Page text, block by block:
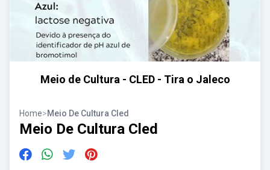
Meio de Cultura - CLED - Tira o Jaleco
Home>Meio De Cultura Cled
Meio De Cultura Cled